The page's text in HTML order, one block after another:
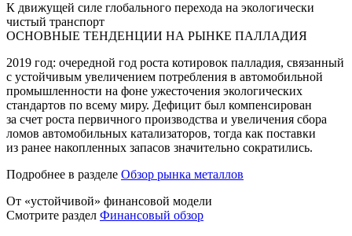
К движущей силе глобального перехода на экологически
чистый транспорт
ОСНОВНЫЕ ТЕНДЕНЦИИ НА РЫНКЕ ПАЛЛАДИЯ
2019 год: очередной год роста котировок палладия, связанный
с устойчивым увеличением потребления в автомобильной
промышленности на фоне ужесточения экологических
стандартов по всему миру. Дефицит был компенсирован
за счет роста первичного производства и увеличения сбора
ломов автомобильных катализаторов, тогда как поставки
из ранее накопленных запасов значительно сократились.
Подробнее в разделе Обзор рынка металлов
От «устойчивой» финансовой модели
Смотрите раздел Финансовый обзор